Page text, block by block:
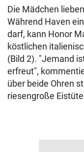
Die Mädchen
Während Haven
darf, kann Honor
köstlichen
(Bild 2). "Jemand
erfreut",
über beide Ohren
riesengroße